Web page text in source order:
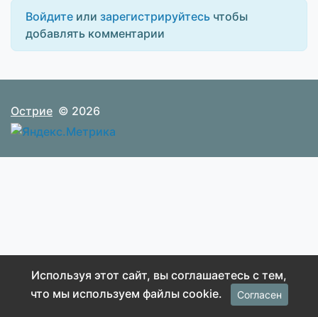
Войдите или зарегистрируйтесь чтобы
добавлять комментарии
Острие © 2026
Используя этот сайт, вы соглашаетесь с тем,
что мы используем файлы cookie.
Согласен